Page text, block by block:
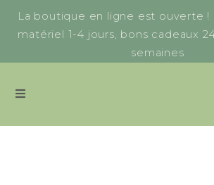
La boutique en ligne est ouverte !
matériel 1-4 jours, bons cadeaux
semaines